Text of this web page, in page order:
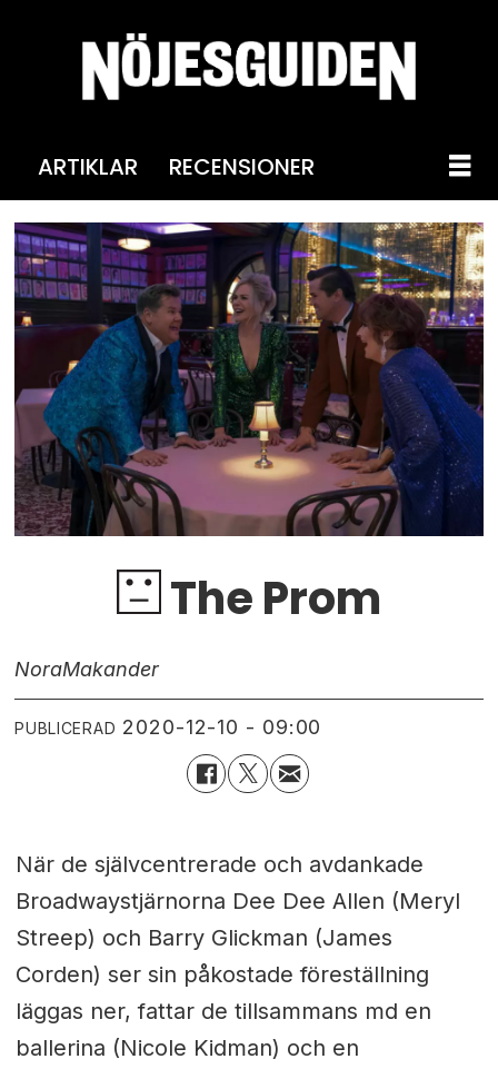
ARTIKLAR RECENSIONER
The Prom
NoraMakander
PUBLICERAD 2020-12-10 - 09:00
När de självcentrerade och avdankade
Broadwaystjärnorna Dee Dee Allen (Meryl
Streep) och Barry Glickman (James
Corden) ser sin påkostade föreställning
läggas ner, fattar de tillsammans md en
ballerina (Nicole Kidman) och en